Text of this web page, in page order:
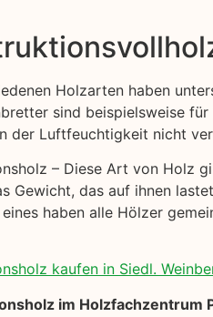
Holzarten haben
sind beispielsweise
der Luftfeuchtigkeit nicht
– Diese Art von Holz
Gewicht, das auf ihnen
haben alle Hölzer
kaufen in Siedl.
im Holzfachzentrum